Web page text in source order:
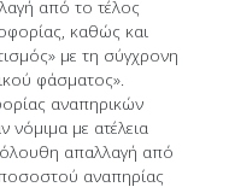
από το τέλος
καθώς και
με τη σύγχρονη
φάσματος».
αναπηρικών
με ατέλεια
απαλλαγή από
αναπηρίας